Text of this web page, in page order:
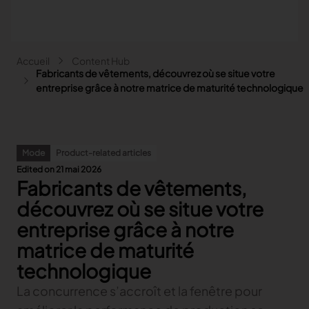
Mode
Lectra pour la Mode
Nos solutions
Précédent
Nos solutions Fashion
Content hub
Précédent
Explore our content
Partenaires
FAQ
Précédent
Automobile
Lectra pour l'Automobile
Nos solutions
Précédent
Nos solutions pour l'Automobile
Content hub
Précédent
Ameublement
Lectra pour l'Ameublement
Nos solutions
Content hub
Précédent
Plus d'industries
Lectra et plus d'industries
Nos solutions
Contact
Main navigation - SearchRechercher
Search
Rechercher
Fil d'Ariane
Accueil
Content Hub
Fabricants de vêtements, découvrez où se situe votre
entreprise grâce à notre matrice de maturité technologique
Mode
Product-related articles
Edited on 21 mai 2026
Fabricants de vêtements,
découvrez où se situe votre
entreprise grâce à notre
matrice de maturité
technologique
La concurrence s’accroît et la fenêtre pour